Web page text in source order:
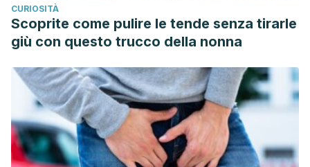
CURIOSITÀ
Scoprite come pulire le tende senza tirarle
giù con questo trucco della nonna